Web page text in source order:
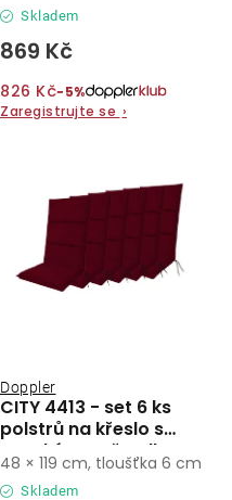
Skladem
869 Kč
826 Kč−5%
Zaregistrujte se ›
CITY 4413 - set 6 ks
polstrů na křeslo s
vysokým opěradlem
Doppler
Skladem
48 × 119 cm, tloušťka 6 cm